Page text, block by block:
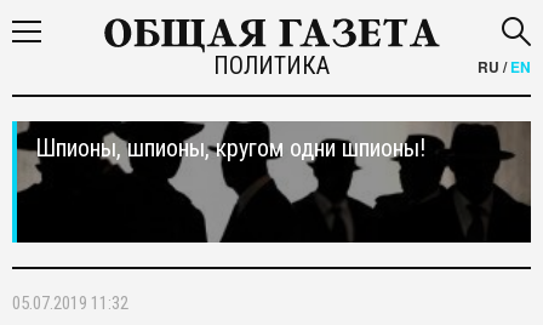
ПОЛИТИКА RU /EN
Шпионы, шпионы, кругом одни шпионы!
05.07.2019 11:32